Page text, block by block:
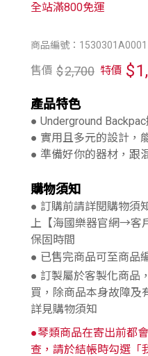
商品編號：1530301A0001
全站滿800免運
售價 $2,700 特價 $
產品特色
● Underground
● 實用且多元的設計，
● 準備好你的器材，跟
購物須知
● 訂購前請詳閱購物須
上【海國樂器官網→客
保固時間
● 已售完商品可至商品
● 訂製屬於客製化商品
買，除商品本身故障及
詳見購物須知
●琴類商品在寄出前都
查，請於結帳時勾選「